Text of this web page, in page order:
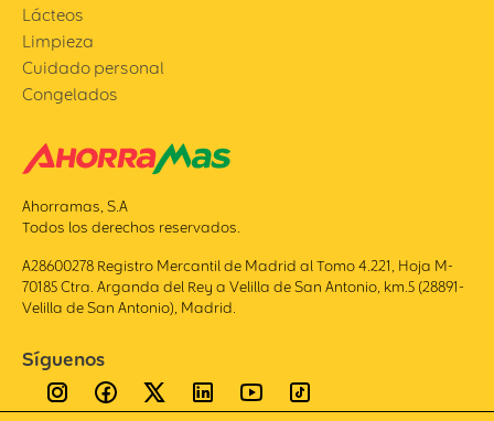
Lácteos
Limpieza
Cuidado personal
Congelados
Ahorramas, S.A
Todos los derechos reservados.
A28600278 Registro Mercantil de Madrid al Tomo 4.221, Hoja M-
70185 Ctra. Arganda del Rey a Velilla de San Antonio, km.5 (28891-
Velilla de San Antonio), Madrid.
Síguenos